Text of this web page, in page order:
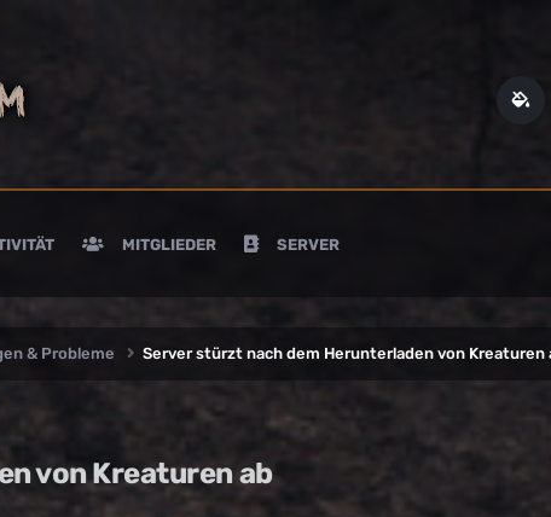
MITGLIEDER SERVER
& Probleme Server stürzt nach dem Herunterladen von Kreaturen
von Kreaturen ab